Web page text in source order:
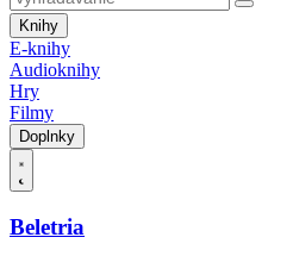
Knihy
E-knihy
Audioknihy
Hry
Filmy
Doplnky
Beletria